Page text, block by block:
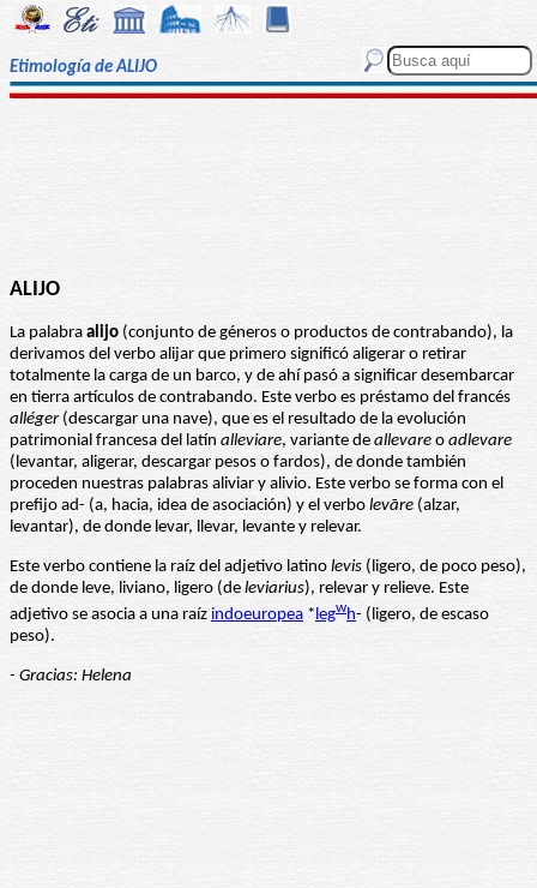
Etimología de ALIJO
ALIJO
La palabra alijo (conjunto de géneros o productos de contrabando), la
derivamos del verbo alijar que primero significó aligerar o retirar
totalmente la carga de un barco, y de ahí pasó a significar desembarcar
en tierra artículos de contrabando. Este verbo es préstamo del francés
alléger(descargar una nave), que es el resultado de la evolución
patrimonial francesa del latín alleviare, variante de allevare o adlevare
(levantar, aligerar, descargar pesos o fardos), de donde también
proceden nuestras palabras aliviar y alivio. Este verbo se forma con el
prefijo ad- (a, hacia, idea de asociación) y el verbo levāre (alzar,
levantar), de donde levar, llevar, levante y relevar.
Este verbo contiene la raíz del adjetivo latino levis (ligero, de poco peso),
de donde leve, liviano, ligero (de leviarius), relevar y relieve. Este
adjetivo se asocia a una raíz indoeuropea *legwh- (ligero, de escaso
peso).
- Gracias: Helena